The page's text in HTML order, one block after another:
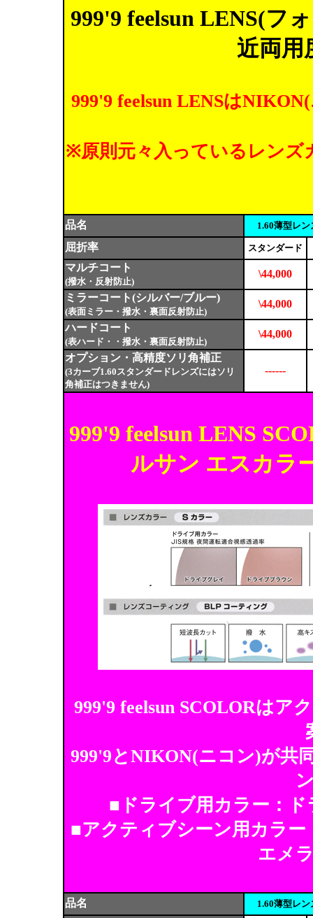
999'9 feelsun LENS(フ
近両用
999'9 feelsun LENSは
※原則元々入っているレンズ
品名 1.60薄型レ
屈折率 スタンダード
マルチコート
(撥水・反射防止)
\44,000
ミラーコート(シルバー/ブルー)
(表面ミラー・撥水・裏面反射防止)
\44,000
ハードコート
(表ハード・・撥水・裏面反射防止)
\44,000
オプション・高精度ソリ角補正
(3カーブ1.60スタンダードレンズにはソリ
角補正はつきません)
------
999'9 feelsun LENS
ルサン エスカラ
999'9 feelsun SCOLORはア
999'9とNIKON(ニコン)が共
■ドライブ用カラー：
■アクティブシーン用カラ
エメ
品名 1.60薄型レ